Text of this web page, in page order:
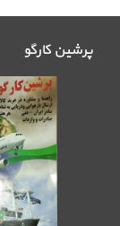
پرشین کارگو